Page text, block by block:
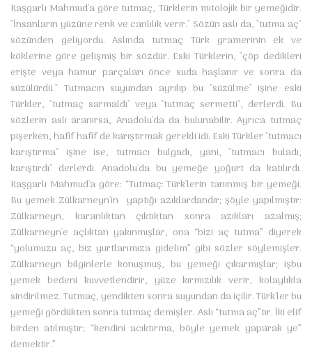
Kaşgarlı Mahmud'a göre tutmaç, Türklerin mitolojik bir yemeğidir.
"İnsanların yüzüne renk ve canlılık verir." Sözün aslı da, "tutma aç"
sözünden geliyordu. Aslında tutmaç Türk gramerinin ek ve
köklerine göre gelişmiş bir sözdür. Eski Türklerin, "çöp dedikleri
erişte veya hamur parçaları önce suda haşlanır ve sonra da
süzülürdü." Tutmacın suyundan ayrılıp bu "süzülme" işine eski
Türkler, "tutmaç sarmaldı" veya "tutmaç sermetti", derlerdi. Bu
sözlerin aslı aranırsa, Anadolu'da da bulunabilir. Ayrıca tutmaç
pişerken, hafif hafif de karıştırmak gerekli idi. Eski Türkler "tutmacı
karıştırma" işine ise, tutmacı bulgadı, yani, "tutmacı buladı,
karıştırdı" derlerdi. Anadolu'da bu yemeğe yoğurt da katılırdı.
Kaşgarlı Mahmud'a göre: “Tutmaç: Türk'lerin tanınmış bir yemeği.
Bu yemek Zülkarneyn'in yaptığı azıklardandır; şöyle yapılmıştır:
Zülkarneyn, karanlıktan çıktıktan sonra azıkları azalmış;
Zülkarneyn'e açlıktan yakınmışlar, ona “bizi aç tutma” diyerek
“yolumuzu aç, biz yurtlarımıza gidelim” gibi sözler söylemişler.
Zülkarneyn bilginlerle konuşmuş, bu yemeği çıkarmışlar; işbu
yemek bedeni kuvvetlendirir, yüze kırmızılık verir, kolaylıkla
sindirilmez. Tutmaç, yendikten sonra suyundan da içilir. Türk'ler bu
yemeği gördükten sonra tutmaç demişler. Aslı “tutma aç”tır. İki elif
birden atılmıştır; “kendini acıktırma, böyle yemek yaparak ye”
demektir.”